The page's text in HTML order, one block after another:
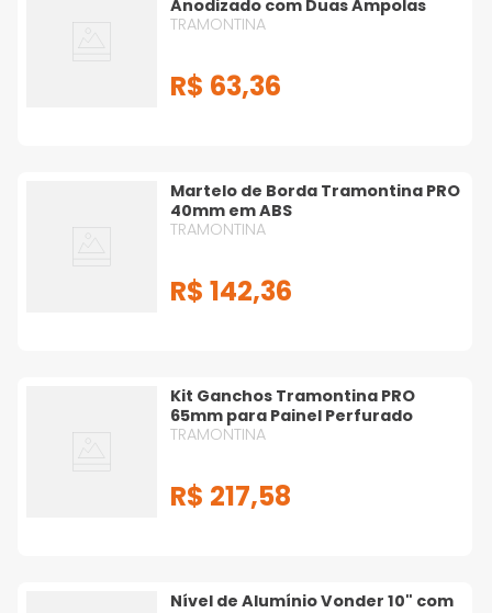
Anodizado com Duas Ampolas
TRAMONTINA
R$ 63,36
Martelo de Borda Tramontina PRO
40mm em ABS
TRAMONTINA
R$ 142,36
Kit Ganchos Tramontina PRO
65mm para Painel Perfurado
TRAMONTINA
R$ 217,58
Nível de Alumínio Vonder 10" com